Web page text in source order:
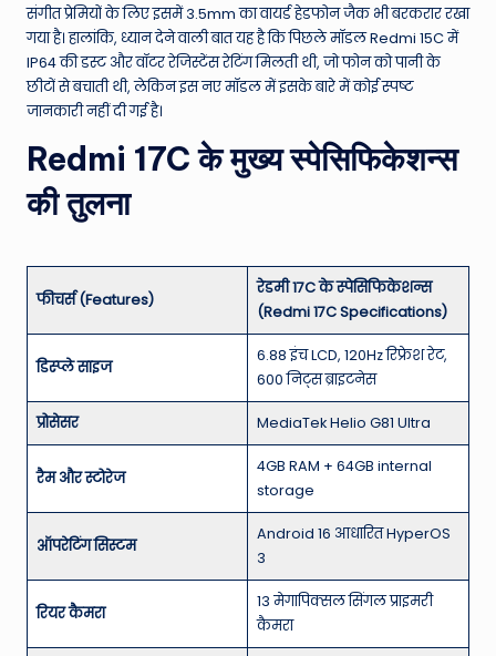
संगीत प्रेमियों के लिए इसमें 3.5mm का वायर्ड हेडफोन जैक भी बरकरार रखा
गया है। हालांकि, ध्यान देने वाली बात यह है कि पिछले मॉडल Redmi 15C में
IP64 की डस्ट और वॉटर रेजिस्टेंस रेटिंग मिलती थी, जो फोन को पानी के
छीटों से बचाती थी, लेकिन इस नए मॉडल में इसके बारे में कोई स्पष्ट
जानकारी नहीं दी गई है।
Redmi 17C के मुख्य स्पेसिफिकेशन्स
की तुलना
फीचर्स (Features)
रेडमी 17C के स्पेसिफिकेशन्स
(Redmi 17C Specifications)
डिस्प्ले साइज
6.88 इंच LCD, 120Hz रिफ्रेश रेट,
600 निट्स ब्राइटनेस
प्रोसेसर MediaTek Helio G81 Ultra
रैम और स्टोरेज
4GB RAM + 64GB internal
storage
ऑपरेटिंग सिस्टम
Android 16 आधारित HyperOS
3
रियर कैमरा
13 मेगापिक्सल सिंगल प्राइमरी
कैमरा